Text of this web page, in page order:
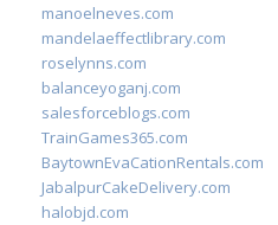
manoelneves.com
mandelaeffectlibrary.com
roselynns.com
balanceyoganj.com
salesforceblogs.com
TrainGames365.com
BaytownEvaCationRentals.com
JabalpurCakeDelivery.com
halobjd.com